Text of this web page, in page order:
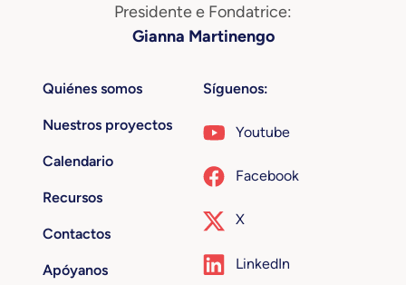
Presidente e Fondatrice:
Gianna Martinengo
Quiénes somos
Nuestros proyectos
Calendario
Recursos
Contactos
Apóyanos
Síguenos:
Youtube
Facebook
X
LinkedIn